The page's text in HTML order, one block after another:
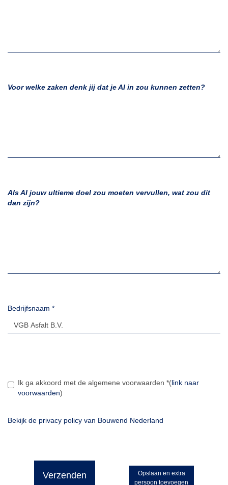
Voor welke zaken denk jij dat je AI in zou kunnen zetten?
Als AI jouw ultieme doel zou moeten vervullen, wat zou dit
dan zijn?
Bedrijfsnaam *
Ik ga akkoord met de algemene voorwaarden *(link naar
voorwaarden)
Bekijk de privacy policy van Bouwend Nederland
Verzenden
Opslaan en extra
persoon toevoegen